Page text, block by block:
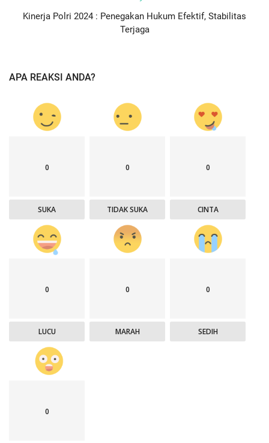
Kinerja Polri 2024 : Penegakan Hukum Efektif, Stabilitas
Terjaga
APA REAKSI ANDA?
0
SUKA
0
TIDAK SUKA
0
CINTA
0
LUCU
0
MARAH
0
SEDIH
0